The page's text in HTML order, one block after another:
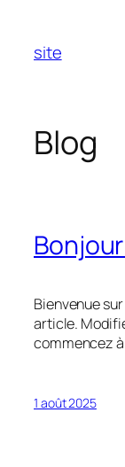
contenu
site
Blog
Bienvenue
article.
commencez
1 août 2025